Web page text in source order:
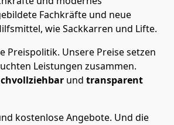
Fachkräfte und neue
wie Sackkarren und Lifte.
Preispolitik. Unsere Preise setzen
Leistungen zusammen.
und transparent
kostenlose Angebote. Und die